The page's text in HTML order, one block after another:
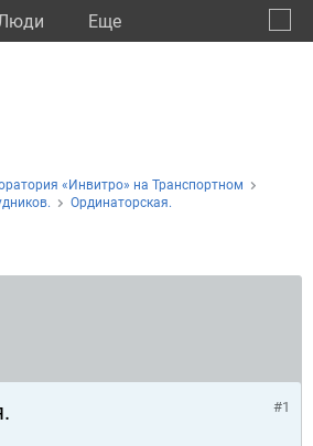
Eще
«Инвитро» на Транспортном
Ординаторская.
#1